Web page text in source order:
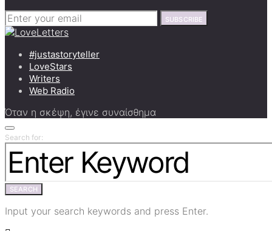
SUBSCRIBE
#justastoryteller
LoveStars
Writers
Web Radio
Όταν η σκέψη, έγινε συναίσθημα
Search for:
SEARCH
Input your search keywords and press Enter.